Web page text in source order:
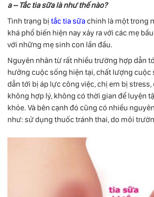
a – Tắc tia sữa là như thế nào?
Tình trạng bị tắc tia sữachính là một trong
khá phổ biến hiện nay xảy ra với các mẹ
với những mẹ sinh con lần đầu.
Nguyên nhân từ rất nhiều trường hợp dẫn
hưởng cuộc sống hiện tại, chất lượng cuộc
dẫn tới bị áp lực công việc, chị em bị stress,
không hợp lý, không có thời gian để luyện
khỏe. Và bên cạnh đó cũng có nhiều
như: sử dụng thuốc tránh thai, do môi